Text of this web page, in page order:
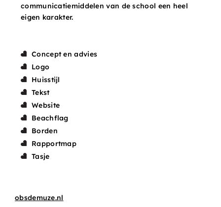
communicatiemiddelen van de school een heel
eigen karakter.
Concept en advies
Logo
Huisstijl
Tekst
Website
Beachflag
Borden
Rapportmap
Tasje
obsdemuze.nl